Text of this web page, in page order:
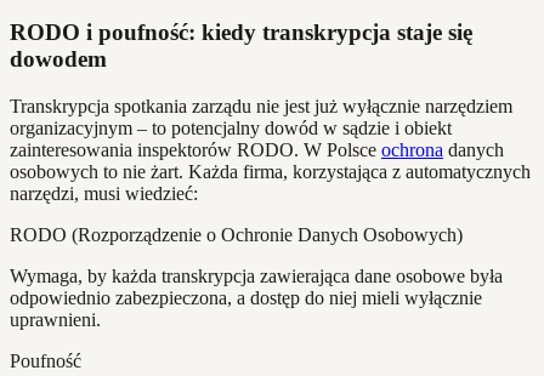
RODO i poufność: kiedy transkrypcja staje się
dowodem
Transkrypcja spotkania zarządu nie jest już wyłącznie narzędziem
organizacyjnym – to potencjalny dowód w sądzie i obiekt
zainteresowania inspektorów RODO. W Polsce ochrona danych
osobowych to nie żart. Każda firma, korzystająca z automatycznych
narzędzi, musi wiedzieć:
RODO (Rozporządzenie o Ochronie Danych Osobowych)
Wymaga, by każda transkrypcja zawierająca dane osobowe była
odpowiednio zabezpieczona, a dostęp do niej mieli wyłącznie
uprawnieni.
Poufność